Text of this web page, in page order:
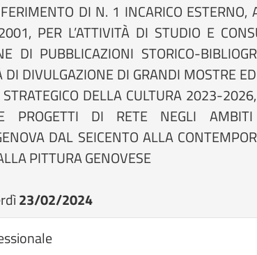
DI N. 1 INCARICO ESTERNO,
PER L’ATTIVITÀ DI STUDIO E
DI PUBBLICAZIONI STORICO-
DIVULGAZIONE DI GRANDI MOSTRE
DELLA CULTURA 2023-
PROGETTI DI RETE NEGLI
DAL SEICENTO ALLA
PITTURA GENOVESE
23/02/2024